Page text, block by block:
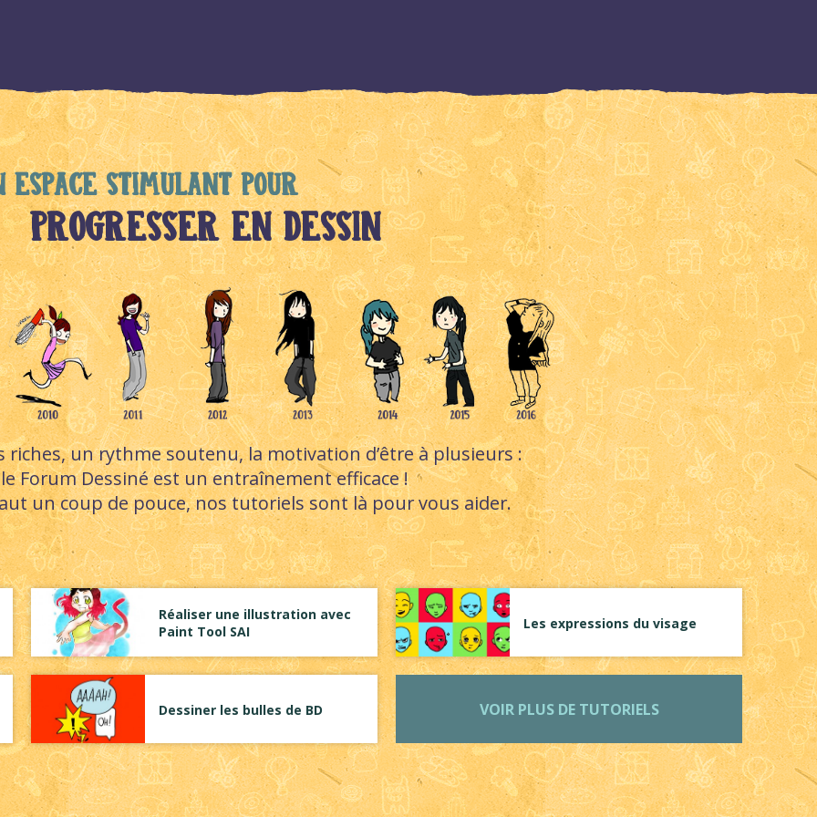
espace stimulant pour
Progresser en dessin
riches, un rythme soutenu, la motivation d’être à plusieurs :
le Forum Dessiné est un entraînement efficace !
un coup de pouce, nos tutoriels sont là pour vous aider.
Réaliser une illustration avec
Paint Tool SAI
Les expressions du visage
Dessiner les bulles de BD VOIR PLUS DE TUTORIELS